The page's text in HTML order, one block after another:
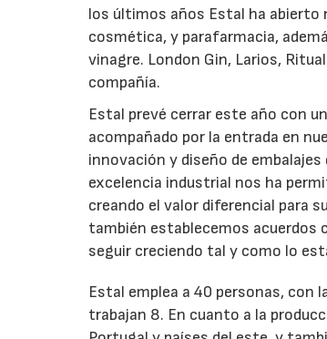
los últimos años Estal ha abierto
cosmética, y parafarmacia,
vinagre. London Gin, Larios,
compañía.
Estal prevé cerrar este año con
acompañado por la entrada en
innovación y diseño de
excelencia industrial nos ha
creando el valor diferencial para
también establecemos acuerdos
seguir creciendo tal y como lo
Estal emplea a 40 personas, con
trabajan 8. En cuanto a la